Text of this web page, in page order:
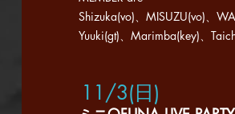
Shizuka(vo)、MISUZU(vo)、
Yuuki(gt)、Marimba(key)、
11/3(日)